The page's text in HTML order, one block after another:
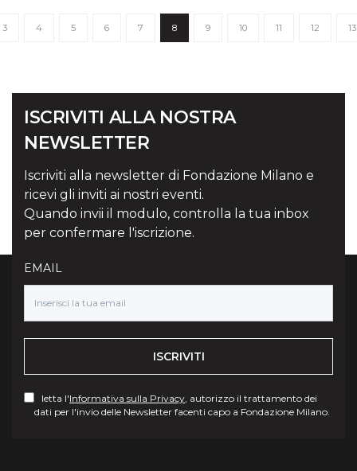
3 4 5 6 7 8 9 10 11 12 13
ISCRIVITI ALLA NOSTRA
NEWSLETTER
Iscriviti alla newsletter di Fondazione Milano e
ricevi gli inviti ai nostri eventi.
Quando invii il modulo, controlla la tua inbox
per confermare l'iscrizione.
EMAIL
ISCRIVITI
letta l'Informativa sulla Privacy , autorizzo il trattamento dei
dati per l'invio delle Newsletter facenti capo a Fondazione Milano.